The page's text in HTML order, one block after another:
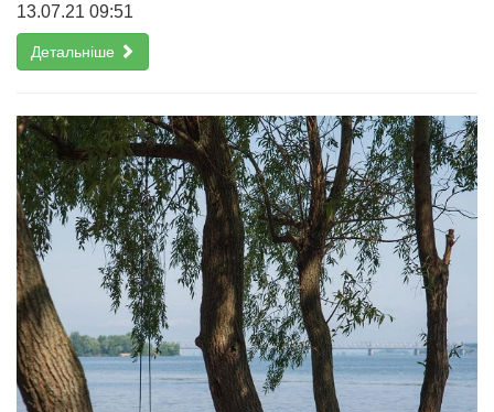
13.07.21 09:51
Детальніше